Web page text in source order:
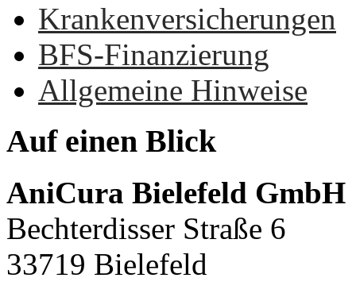
Krankenversicherungen
BFS-Finanzierung
Allgemeine Hinweise
Auf einen Blick
AniCura Bielefeld GmbH
Bechterdisser Straße 6
33719 Bielefeld